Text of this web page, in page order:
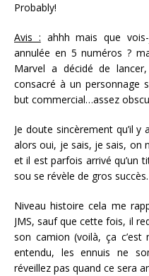
Probably!
Avis : ahhh mais que
annulée en 5 numéros ?
Marvel a décidé de
consacré à un personnage
but commercial…assez
Je doute sincèrement qu’il
alors oui, je sais, je sais, on
et il est parfois arrivé qu’un
sou se révèle de gros
Niveau histoire cela me
JMS, sauf que cette fois, il
son camion (voilà, ça
entendu, les ennuis ne
réveillez pas quand ce sera